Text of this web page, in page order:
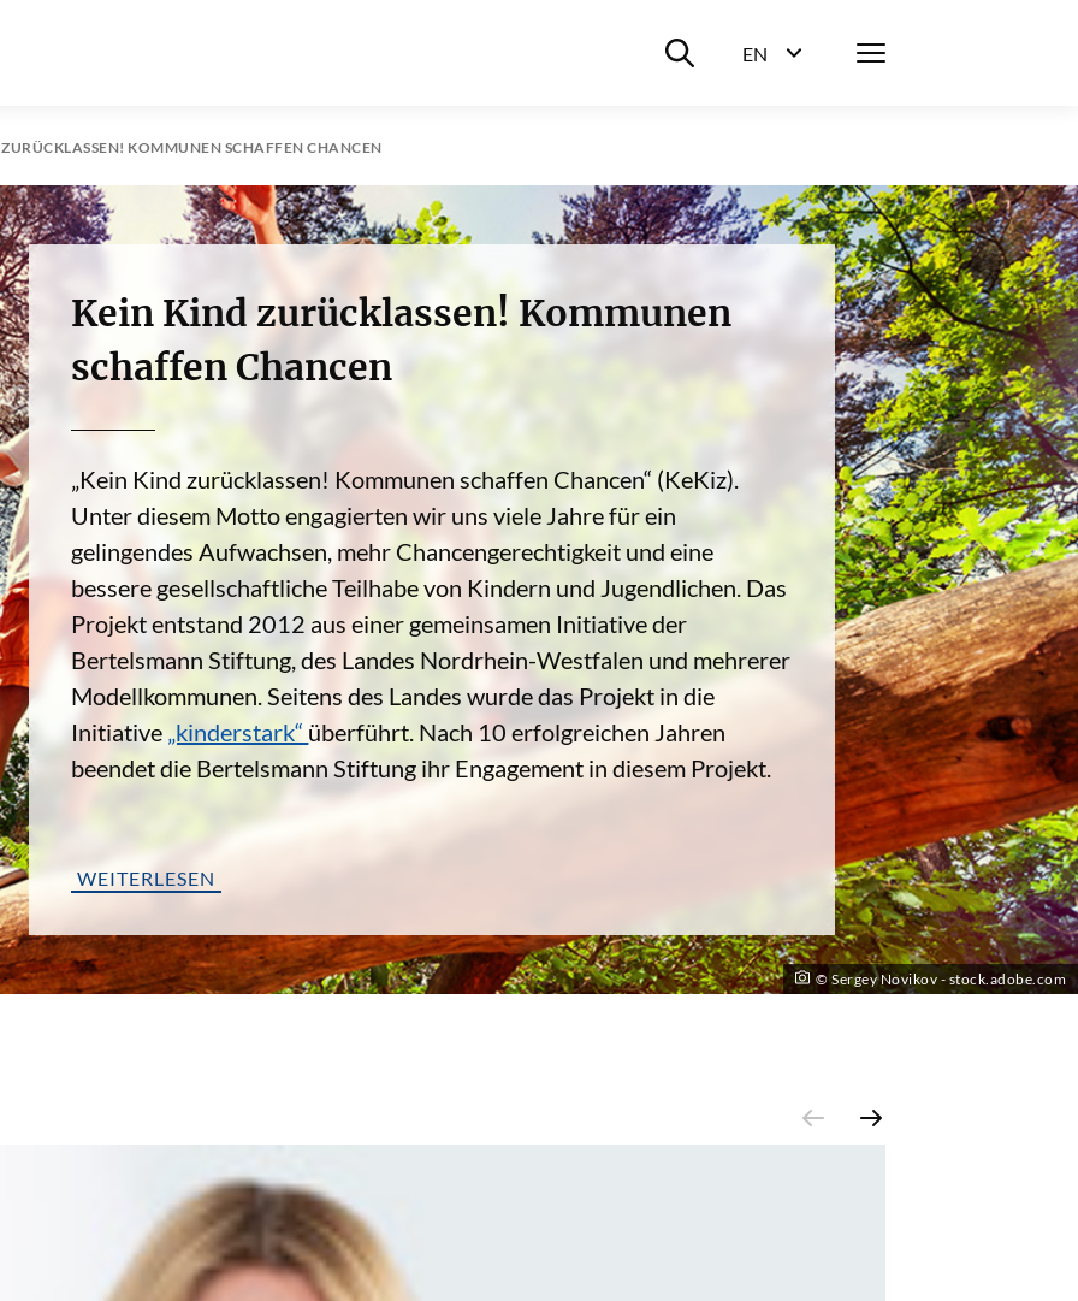
Suche ein-/ausblenden
EN
Menü
KOMMUNEN SCHAFFEN CHANCEN
© Sergey Novikov - stock.adobe.com
Kein Kind zurücklassen! Kommunen
schaffen Chancen
„Kein Kind zurücklassen! Kommunen schaffen Chancen“ (KeKiz).
Unter diesem Motto engagierten wir uns viele Jahre für ein
gelingendes Aufwachsen, mehr Chancengerechtigkeit und eine
bessere gesellschaftliche Teilhabe von Kindern und Jugendlichen. Das
Projekt entstand 2012 aus einer gemeinsamen Initiative der
Bertelsmann Stiftung, des Landes Nordrhein-Westfalen und mehrerer
Modellkommunen. Seitens des Landes wurde das Projekt in die
Initiative „kinderstark“ überführt. Nach 10 erfolgreichen Jahren
beendet die Bertelsmann Stiftung ihr Engagement in diesem Projekt.
WEITERLESEN